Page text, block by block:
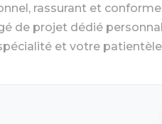
rassurant et
de projet dédié
et votre